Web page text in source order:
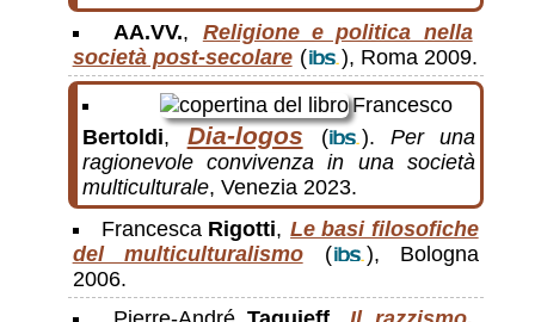
AA.VV., Religione e politica nella
società post-secolare (
), Roma 2009.
Francesco
Bertoldi, Dia-logos ( ).Per una
ragionevole convivenza in una società
multiculturale, Venezia 2023.
Francesca Rigotti, Le basi filosofiche
del multiculturalismo (
), Bologna
2006.